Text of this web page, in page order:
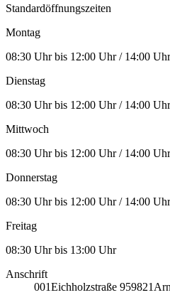
Standardöffnungszeiten
Montag
08:30 Uhr bis 12:00 Uhr / 14:00
Dienstag
08:30 Uhr bis 12:00 Uhr / 14:00
Mittwoch
08:30 Uhr bis 12:00 Uhr / 14:00
Donnerstag
08:30 Uhr bis 12:00 Uhr / 14:00
Freitag
08:30 Uhr bis 13:00 Uhr
Anschrift
001Eichholzstraße 959821